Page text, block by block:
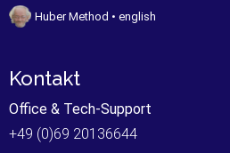
Huber Method • english
Kontakt
Office & Tech-Support
+49 (0)69 20136644